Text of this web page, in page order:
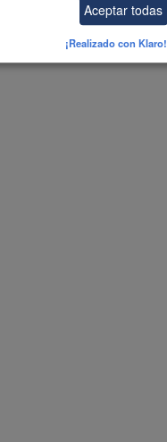
Aceptar todas
¡Realizado con Klaro!